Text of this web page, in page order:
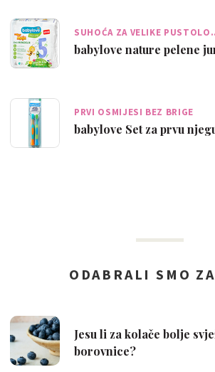
SUHOĆA ZA VELIKE
babylove nature pelene
PRVI OSMIJESI BEZ BRIGE
babylove Set za prvu